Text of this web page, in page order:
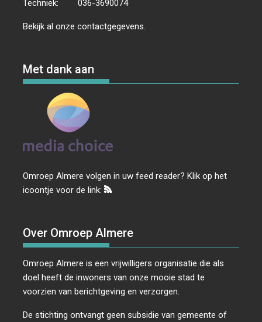
Techniek:
036-3690074
Bekijk al onzecontactgegevens
Met dank aan
Omroep Almere volgen in uw feed reader? Klik op het
icoontje voor de link:
Over Omroep Almere
Omroep Almere is een vrijwilligers organisatie die als
doel heeft de inwoners van onze mooie stad te
voorzien van berichtgeving en verzorgen.
De stichting ontvangt geen subsidie van gemeente of